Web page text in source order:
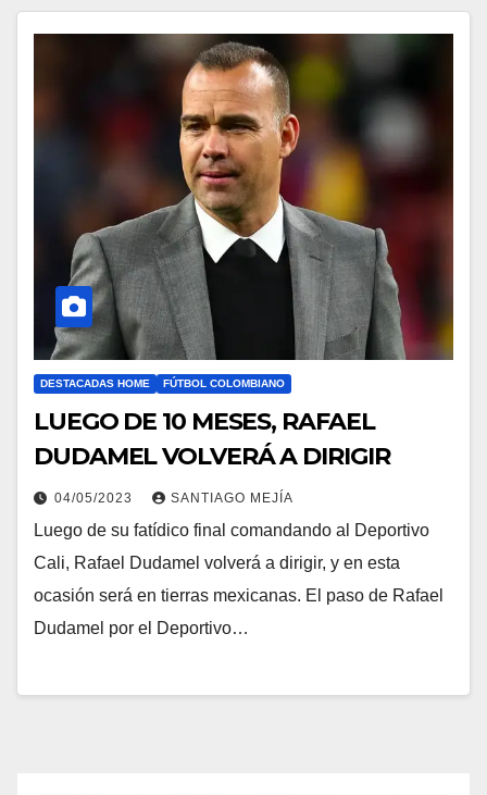
DESTACADAS HOME FÚTBOL COLOMBIANO
LUEGO DE 10 MESES, RAFAEL
DUDAMEL VOLVERÁ A DIRIGIR
04/05/2023 SANTIAGO MEJÍA
Luego de su fatídico final comandando al Deportivo
Cali, Rafael Dudamel volverá a dirigir, y en esta
ocasión será en tierras mexicanas. El paso de Rafael
Dudamel por el Deportivo…